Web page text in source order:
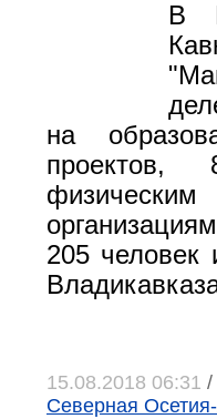
В
на
проектов,
205 человек
15.08.2018 06:31 /
Северная